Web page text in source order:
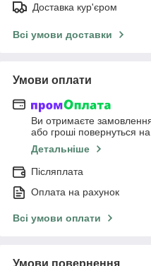
Доставка кур'єром
Всі умови доставки
Умови оплати
Ви отримаєте
або гроші повернуться
Детальніше
Післяплата
Оплата на рахунок
Всі умови оплати